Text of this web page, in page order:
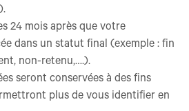
24 mois après que votre
dans un statut final (exemple : fin
non-retenu,….).
seront conservées à des fins
plus de vous identifier en